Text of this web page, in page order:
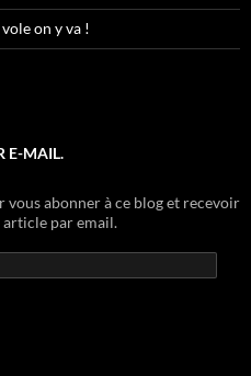
on y va !
E-MAIL.
vous abonner à ce blog et recevoir
par email.